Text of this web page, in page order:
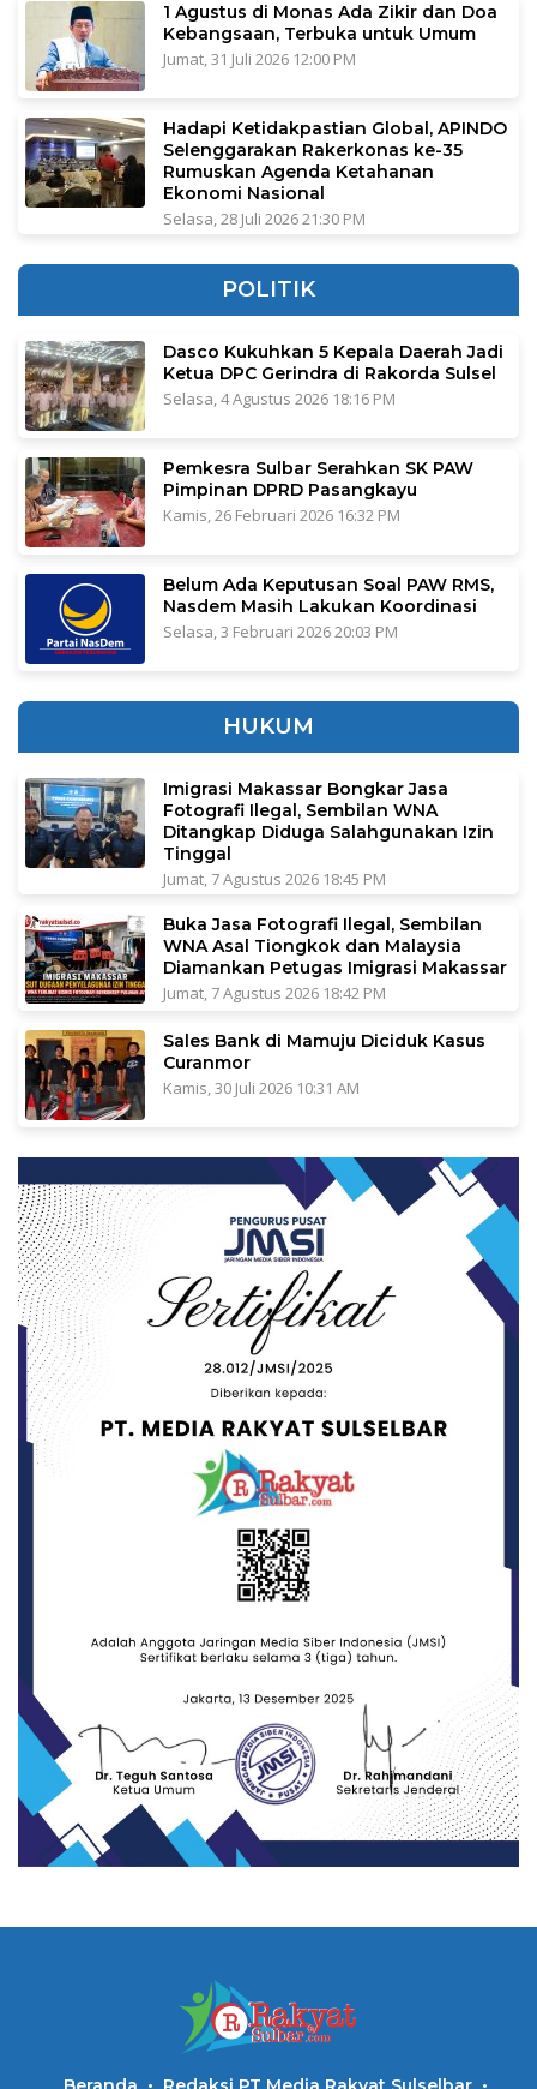
1 Agustus di Monas Ada Zikir dan Doa
Kebangsaan, Terbuka untuk Umum
Jumat, 31 Juli 2026 12:00 PM
Hadapi Ketidakpastian Global, APINDO
Selenggarakan Rakerkonas ke-35
Rumuskan Agenda Ketahanan
Ekonomi Nasional
Selasa, 28 Juli 2026 21:30 PM
POLITIK
Dasco Kukuhkan 5 Kepala Daerah Jadi
Ketua DPC Gerindra di Rakorda Sulsel
Selasa, 4 Agustus 2026 18:16 PM
Pemkesra Sulbar Serahkan SK PAW
Pimpinan DPRD Pasangkayu
Kamis, 26 Februari 2026 16:32 PM
Belum Ada Keputusan Soal PAW RMS,
Nasdem Masih Lakukan Koordinasi
Selasa, 3 Februari 2026 20:03 PM
HUKUM
Imigrasi Makassar Bongkar Jasa
Fotografi Ilegal, Sembilan WNA
Ditangkap Diduga Salahgunakan Izin
Tinggal
Jumat, 7 Agustus 2026 18:45 PM
Buka Jasa Fotografi Ilegal, Sembilan
WNA Asal Tiongkok dan Malaysia
Diamankan Petugas Imigrasi Makassar
Jumat, 7 Agustus 2026 18:42 PM
Sales Bank di Mamuju Diciduk Kasus
Curanmor
Kamis, 30 Juli 2026 10:31 AM